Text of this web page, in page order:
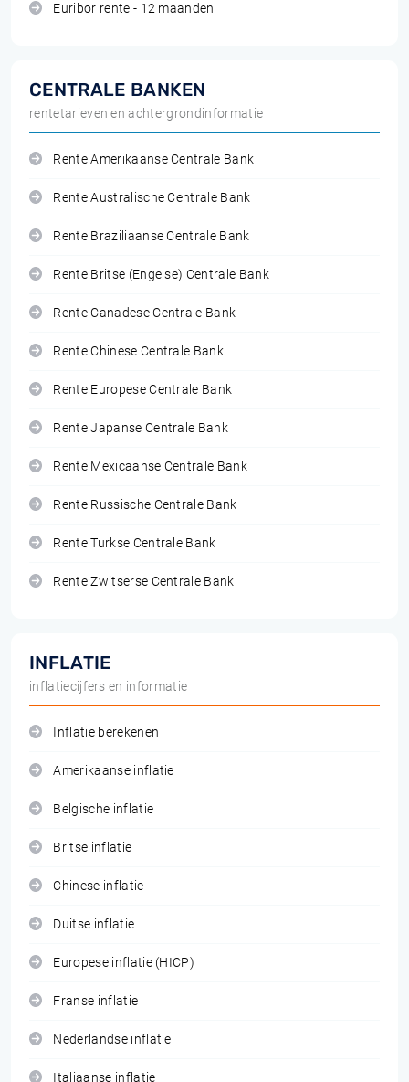
Euribor rente - 12 maanden
CENTRALE BANKEN
rentetarieven en achtergrondinformatie
Rente Amerikaanse Centrale Bank
Rente Australische Centrale Bank
Rente Braziliaanse Centrale Bank
Rente Britse (Engelse) Centrale Bank
Rente Canadese Centrale Bank
Rente Chinese Centrale Bank
Rente Europese Centrale Bank
Rente Japanse Centrale Bank
Rente Mexicaanse Centrale Bank
Rente Russische Centrale Bank
Rente Turkse Centrale Bank
Rente Zwitserse Centrale Bank
INFLATIE
inflatiecijfers en informatie
Inflatie berekenen
Amerikaanse inflatie
Belgische inflatie
Britse inflatie
Chinese inflatie
Duitse inflatie
Europese inflatie (HICP)
Franse inflatie
Nederlandse inflatie
Italiaanse inflatie